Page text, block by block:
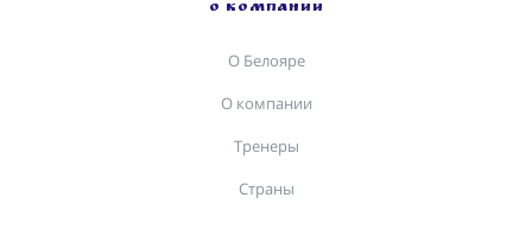
О КОМПАНИИ
О Белояре
О компании
Тренеры
Страны